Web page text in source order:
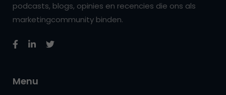
podcasts, blogs, opinies en recencies die ons als
marketingcommunity binden.
Menu